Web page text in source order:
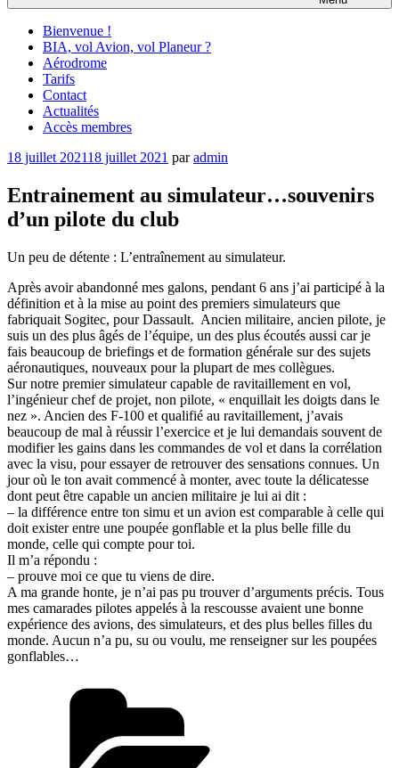
Bienvenue !
BIA, vol Avion, vol Planeur ?
Aérodrome
Tarifs
Contact
Actualités
Accès membres
Publié
18 juillet 202118 juillet 2021 paradmin
Entrainement au simulateur…souvenirs
d’un pilote du club
Un peu de détente : L’entraînement au simulateur.
Après avoir abandonné mes galons, pendant 6 ans j’ai participé à la
définition et à la mise au point des premiers simulateurs que
fabriquait Sogitec, pour Dassault. Ancien militaire, ancien pilote, je
suis un des plus âgés de l’équipe, un des plus écoutés aussi car je
fais beaucoup de briefings et de formation générale sur des sujets
aéronautiques, nouveaux pour la plupart de mes collègues.
Sur notre premier simulateur capable de ravitaillement en vol,
l’ingénieur chef de projet, non pilote, « enquillait les doigts dans le
nez ». Ancien des F-100 et qualifié au ravitaillement, j’avais
beaucoup de mal à réussir l’exercice et je lui demandais souvent de
modifier les gains dans les commandes de vol et dans la corrélation
avec la visu, pour essayer de retrouver des sensations connues. Un
jour où le ton avait commencé à monter, avec toute la délicatesse
dont peut être capable un ancien militaire je lui ai dit :
– la différence entre ton simu et un avion est comparable à celle qui
doit exister entre une poupée gonflable et la plus belle fille du
monde, celle qui compte pour toi.
Il m’a répondu :
– prouve moi ce que tu viens de dire.
A ma grande honte, je n’ai pas pu trouver d’arguments précis. Tous
mes camarades pilotes appelés à la rescousse avaient une bonne
expérience des avions, des simulateurs, et des plus belles filles du
monde. Aucun n’a pu, su ou voulu, me renseigner sur les poupées
gonflables…